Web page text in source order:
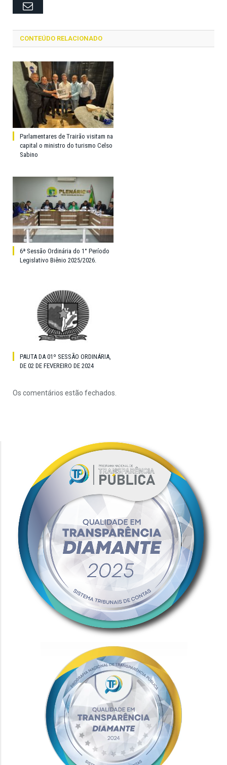
Email
CONTEÚDO RELACIONADO
Parlamentares de Trairão visitam na
capital o ministro do turismo Celso
Sabino
6ª Sessão Ordinária do 1° Período
Legislativo Biênio 2025/2026.
PAUTA DA 01º SESSÃO ORDINÁRIA,
DE 02 DE FEVEREIRO DE 2024
Os comentários estão fechados.